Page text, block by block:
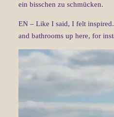
ein bisschen zu schmücken.
EN – Like I said, I felt
and bathrooms up here, for